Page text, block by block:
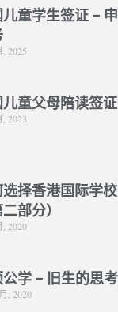
儿童学生签证 –
, 2025
儿童父母陪读签证
, 2023
选择香港国际学
二部分）
, 2020
学 – 旧生的思考
, 2020